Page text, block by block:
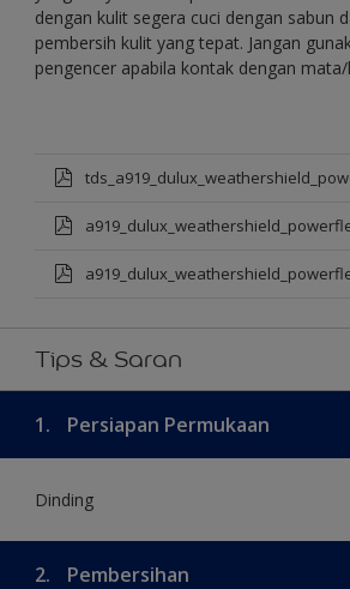
dengan kulit segera cuci dengan sabun
pembersih kulit yang tepat. Jangan
pengencer apabila kontak dengan mata/
Tips & Saran
1. Persiapan Permukaan
Dinding
2. Pembersihan